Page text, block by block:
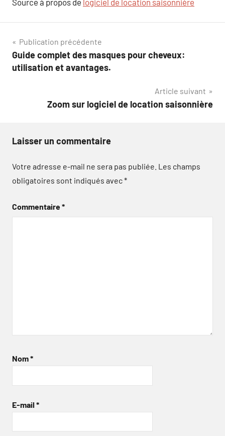
Navigation
de
Publication précédente
Guide complet des masques pour cheveux:
utilisation et avantages.
Article suivant
Zoom sur logiciel de location saisonnière
Laisser un commentaire
Votre adresse e-mail ne sera pas publiée. Les champs
obligatoires sont indiqués avec*
Commentaire*
Nom*
E-mail *